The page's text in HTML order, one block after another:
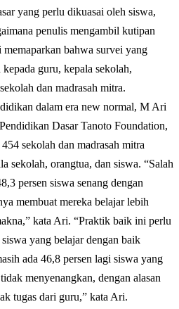
yang perlu dikuasai oleh siswa,
penulis mengambil kutipan
bahwa survei yang
guru, kepala sekolah,
dan madrasah mitra.
dalam era new normal, M Ari
Dasar Tanoto Foundation,
sekolah dan madrasah mitra
sekolah, orangtua, dan siswa. “Salah
persen siswa senang dengan
membuat mereka belajar lebih
kata Ari. “Praktik baik ini perlu
yang belajar dengan baik
ada 46,8 persen lagi siswa yang
menyenangkan, dengan alasan
tugas dari guru,” kata Ari.